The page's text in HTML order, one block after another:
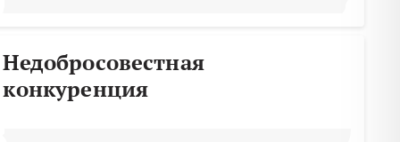
Недобросовестная
конкуренция